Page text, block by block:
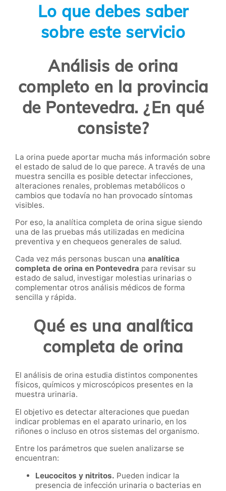
Lo que debes saber
sobre este servicio
Análisis de orina
completo en la provincia
de Pontevedra. ¿En qué
consiste?
La orina puede aportar mucha más información sobre
el estado de salud de lo que parece. A través de una
muestra sencilla es posible detectar infecciones,
alteraciones renales, problemas metabólicos o
cambios que todavía no han provocado síntomas
visibles.
Por eso, la analítica completa de orina sigue siendo
una de las pruebas más utilizadas en medicina
preventiva y en chequeos generales de salud.
Cada vez más personas buscan una analítica
completa de orina en Pontevedra para revisar su
estado de salud, investigar molestias urinarias o
complementar otros análisis médicos de forma
sencilla y rápida.
Qué es una analítica
completa de orina
El análisis de orina estudia distintos componentes
físicos, químicos y microscópicos presentes en la
muestra urinaria.
El objetivo es detectar alteraciones que puedan
indicar problemas en el aparato urinario, en los
riñones o incluso en otros sistemas del organismo.
Entre los parámetros que suelen analizarse se
encuentran:
Leucocitos y nitritos. Pueden indicar la
presencia de infección urinaria o bacterias en